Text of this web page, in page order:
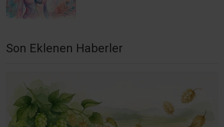
Son Eklenen Haberler